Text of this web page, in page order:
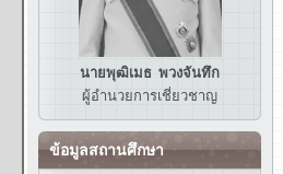
นายพุฒิเมธ พวงจันทึก
ผู้อำนวยการเชี่ยวชาญ
ข้อมูลสถานศึกษา